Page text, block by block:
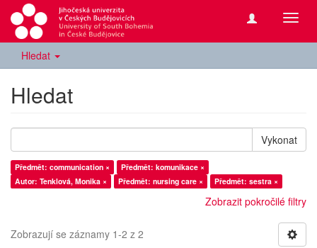
Hledat
Hledat
Vykonat
Předmět: communication ×
Předmět: komunikace ×
Autor: Tenklová, Monika ×
Předmět: nursing care × Předmět: sestra ×
Zobrazit pokročilé filtry
Zobrazují se záznamy 1-2 z 2